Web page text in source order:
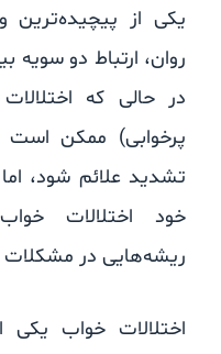
یکی از پیچیده‌ترین و
روان، ارتباط دو سویه بین
در حالی که اختلالات
پرخوابی) ممکن است
تشدید علائم شود،
خود اختلالات
ریشه‌هایی در مشکلات
اختلالات خواب یکی